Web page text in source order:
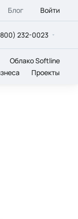
Блог Войти
232-0023
Облако Softline
Проекты